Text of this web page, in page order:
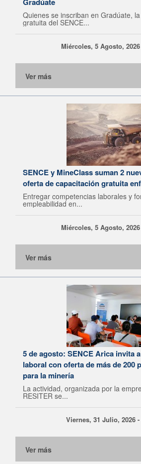
Quienes se inscriban en Gradúate,
gratuita del SENCE...
Miércoles, 5 Agosto, 2026
Ver más
SENCE y MineClass suman 2
oferta de capacitación gratuita
Entregar competencias laborales y
empleabilidad en...
Miércoles, 5 Agosto, 2026
Ver más
5 de agosto: SENCE Arica invita
laboral con oferta de más de 200
para la minería
La actividad, organizada por la
RESITER se...
Viernes, 31 Julio, 2026 -
Ver más